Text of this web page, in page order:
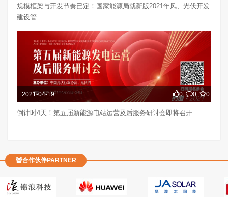
规模框架与开发节奏已定！国家能源局就新版2021年风、光伏开发
建设管...
2021-04-19 0 0 0
倒计时4天！第五届新能源电站运营及后服务研讨会即将召开
合作伙伴PARTNER